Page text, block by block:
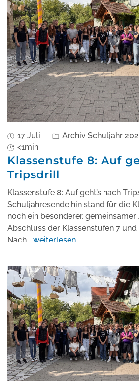
17 Juli Archiv Schuljahr
<1min
Klassenstufe 8: Auf
Tripsdrill
Klassenstufe 8: Auf geht’s nach
Schuljahresende hin stand für die
noch ein besonderer,
Abschluss der Klassenstufen 7 und
Nach... weiterlesen..